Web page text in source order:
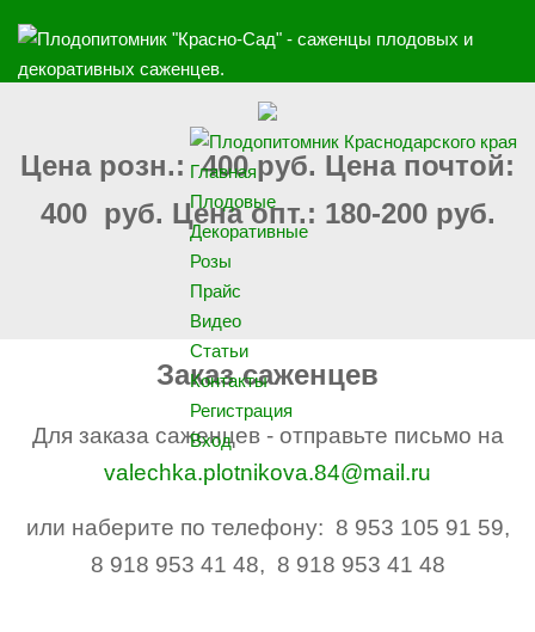
Главная
Плодовые
Декоративные
Розы
Прайс
Видео
Статьи
Контакты
Регистрация
Вход
Цена розн.: 400 руб. Цена почтой:
400 руб. Цена опт.: 180-200 руб.
Заказ саженцев
Для заказа саженцев - отправьте письмо на
valechka.plotnikova.84@mail.ru
или наберите по телефону: 8 953 105 91 59,
8 918 953 41 48, 8 918 953 41 48